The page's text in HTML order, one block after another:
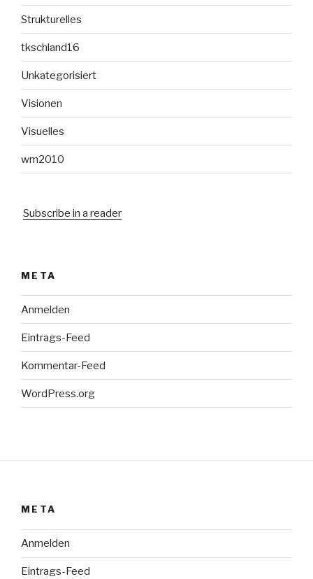
Strukturelles
tkschland16
Unkategorisiert
Visionen
Visuelles
wm2010
Subscribe in a reader
META
Anmelden
Eintrags-Feed
Kommentar-Feed
WordPress.org
META
Anmelden
Eintrags-Feed